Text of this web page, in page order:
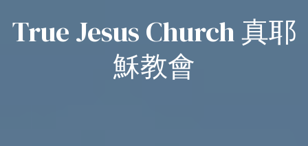
True Jesus Church 真耶
穌教會